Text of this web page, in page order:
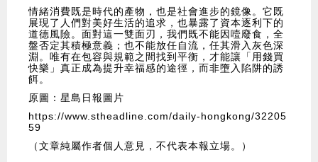
情緒消費既是時代的產物，也是社會進步的鏡像。它既
展現了人們對美好生活的追求，也暴露了資本逐利下的
道德風險。面對這一雙面刃，我們既不能因噎廢食，全
盤否定其積極意義；也不能放任自流，任其滑入灰色深
淵。唯有在包容與規範之間找到平衡，才能讓「用錢買
快樂」真正成為提升幸福感的途徑，而非墮入陷阱的誘
餌。
原圖：星島日報圖片
https://www.stheadline.com/daily-hongkong/32205
59
（文章純屬作者個人意見，不代表本報立場。）